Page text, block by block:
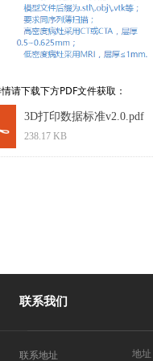
3D打印数据标准v2.0.pdf
238.17 KB
请下载下方PDF文件获取：
联系我们
联系地址 地